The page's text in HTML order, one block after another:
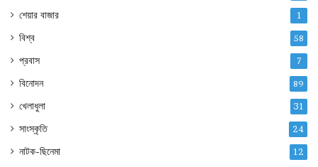
শেয়ার বাজার 1
বিশ্ব 58
প্রবাস 7
বিনোদন 89
খেলাধুলা 31
সাংস্কৃতি 24
নাটক-ছিনেমা 12